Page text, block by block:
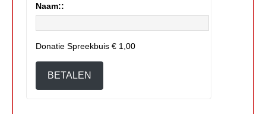
Naam::
Donatie Spreekbuis € 1,00
BETALEN